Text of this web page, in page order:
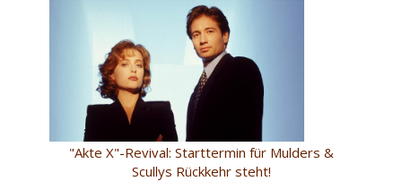
"Akte X"-Revival: Starttermin für Mulders &
Scullys Rückkehr steht!